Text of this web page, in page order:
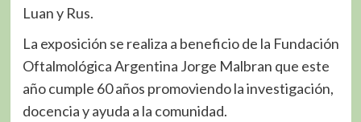
Luan y Rus.
La exposición se realiza a beneficio de la Fundación
Oftalmológica Argentina Jorge Malbran que este
año cumple 60 años promoviendo la investigación,
docencia y ayuda a la comunidad.